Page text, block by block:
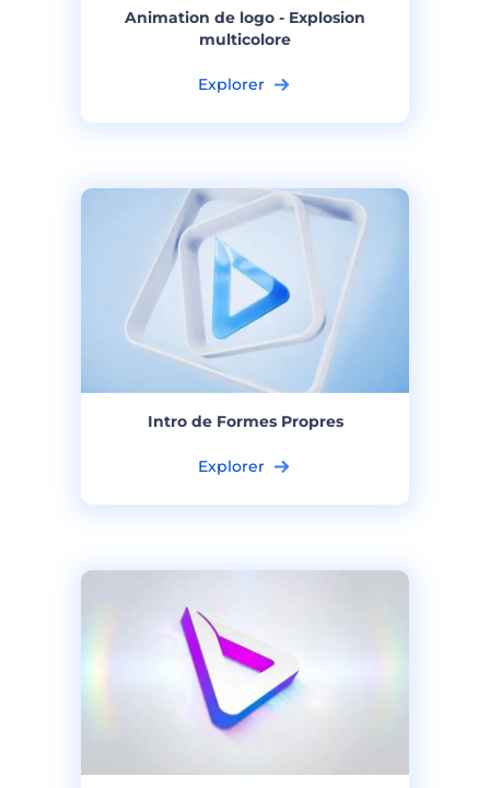
Animation de logo - Explosion
multicolore
Explorer
Intro de Formes Propres
Explorer